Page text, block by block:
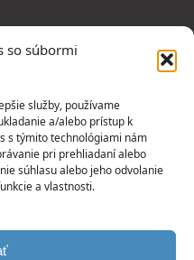
so súbormi
služby, používame
a/alebo prístup k
s týmito technológiami nám
pri prehliadaní alebo
súhlasu alebo jeho odvolanie
a vlastnosti.